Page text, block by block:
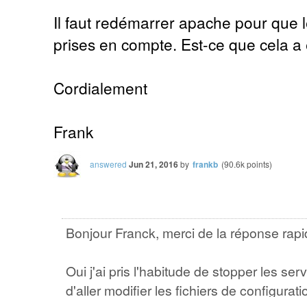
Il faut redémarrer apache pour que
prises en compte. Est-ce que cela a
Cordialement
Frank
answered Jun 21, 2016by frankb (90.6kpoints)
Bonjour Franck, merci de la réponse
Oui j'ai pris l'habitude de stopper les
d'aller modifier les fichiers de